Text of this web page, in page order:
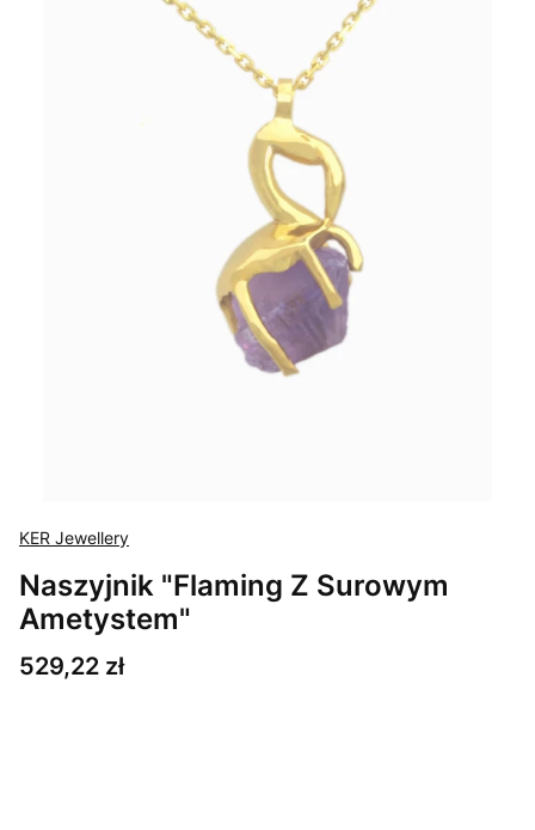
KER Jewellery
Naszyjnik "Flaming Z Surowym
Ametystem"
Cena
529,22 zł